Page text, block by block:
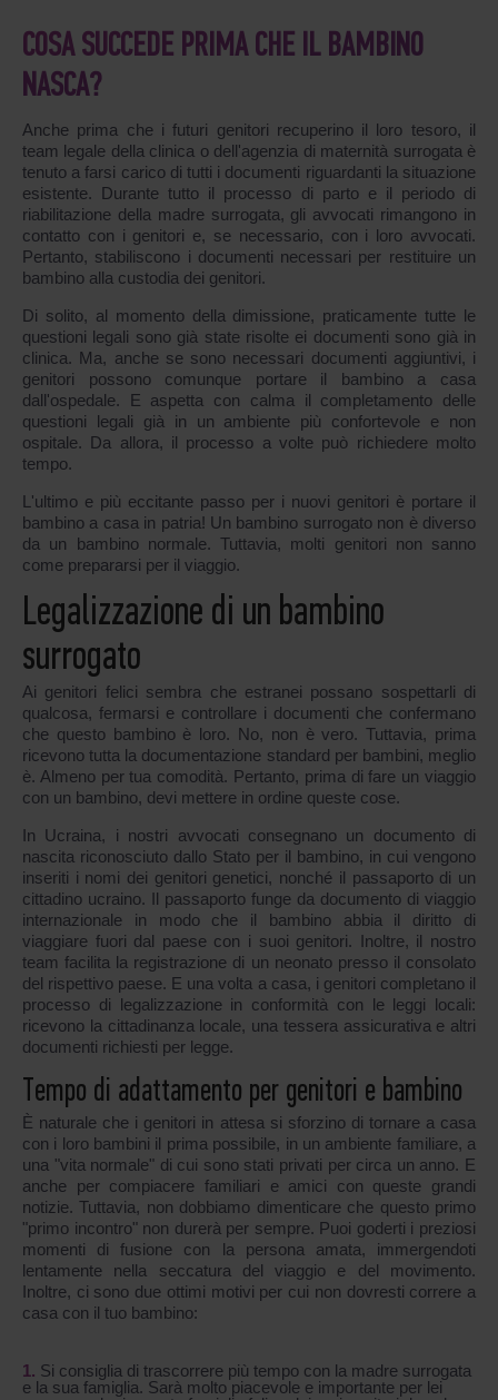
COSA SUCCEDE PRIMA CHE IL BAMBINO
NASCA?
Anche prima che i futuri genitori recuperino il loro tesoro, il
team legale della clinica o dell'agenzia di maternità surrogata è
tenuto a farsi carico di tutti i documenti riguardanti la situazione
esistente. Durante tutto il processo di parto e il periodo di
riabilitazione della madre surrogata, gli avvocati rimangono in
contatto con i genitori e, se necessario, con i loro avvocati.
Pertanto, stabiliscono i documenti necessari per restituire un
bambino alla custodia dei genitori.
Di solito, al momento della dimissione, praticamente tutte le
questioni legali sono già state risolte ei documenti sono già in
clinica. Ma, anche se sono necessari documenti aggiuntivi, i
genitori possono comunque portare il bambino a casa
dall'ospedale. E aspetta con calma il completamento delle
questioni legali già in un ambiente più confortevole e non
ospitale. Da allora, il processo a volte può richiedere molto
tempo.
L'ultimo e più eccitante passo per i nuovi genitori è portare il
bambino a casa in patria! Un bambino surrogato non è diverso
da un bambino normale. Tuttavia, molti genitori non sanno
come prepararsi per il viaggio.
Legalizzazione di un bambino
surrogato
Ai genitori felici sembra che estranei possano sospettarli di
qualcosa, fermarsi e controllare i documenti che confermano
che questo bambino è loro. No, non è vero. Tuttavia, prima
ricevono tutta la documentazione standard per bambini, meglio
è. Almeno per tua comodità. Pertanto, prima di fare un viaggio
con un bambino, devi mettere in ordine queste cose.
In Ucraina, i nostri avvocati consegnano un documento di
nascita riconosciuto dallo Stato per il bambino, in cui vengono
inseriti i nomi dei genitori genetici, nonché il passaporto di un
cittadino ucraino. Il passaporto funge da documento di viaggio
internazionale in modo che il bambino abbia il diritto di
viaggiare fuori dal paese con i suoi genitori. Inoltre, il nostro
team facilita la registrazione di un neonato presso il consolato
del rispettivo paese. E una volta a casa, i genitori completano il
processo di legalizzazione in conformità con le leggi locali:
ricevono la cittadinanza locale, una tessera assicurativa e altri
documenti richiesti per legge.
Tempo di adattamento per genitori e bambino
È naturale che i genitori in attesa si sforzino di tornare a casa
con i loro bambini il prima possibile, in un ambiente familiare, a
una "vita normale" di cui sono stati privati per circa un anno. E
anche per compiacere familiari e amici con queste grandi
notizie. Tuttavia, non dobbiamo dimenticare che questo primo
"primo incontro" non durerà per sempre. Puoi goderti i preziosi
momenti di fusione con la persona amata, immergendoti
lentamente nella seccatura del viaggio e del movimento.
Inoltre, ci sono due ottimi motivi per cui non dovresti correre a
casa con il tuo bambino:
Si consiglia di trascorrere più tempo con la madre surrogata
e la sua famiglia. Sarà molto piacevole e importante per lei